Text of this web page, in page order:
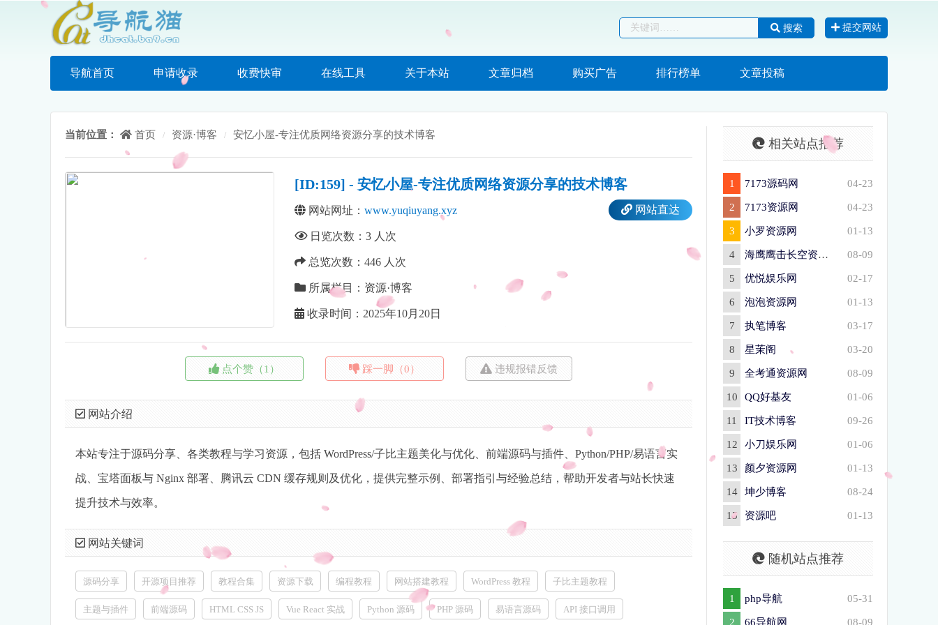
搜索 提交网站
导航首页 申请收录 收费快审 在线工具 关于本站 文章归档 购买广告 排行榜单 文章投稿
当前位置： 首页 / 资源·博客 / 安忆小屋-专注优质网络资源分享的技术博客
[ID:159] - 安忆小屋-专注优质网络资源分享的技术博客
网站网址： www.yuqiuyang.xyz 网站直达
日览次数： 3 人次
总览次数： 446 人次
所属栏目：资源·博客
收录时间：2025年10月20日
点个赞（1） 踩一脚（0） 违规报错反馈
网站介绍
本站专注于源码分享、各类教程与学习资源，包括 WordPress/子比主题美化与优化、前端源码与插件、Python/PHP/易语言实
战、宝塔面板与 Nginx 部署、腾讯云 CDN 缓存规则及优化，提供完整示例、部署指引与经验总结，帮助开发者与站长快速
提升技术与效率。
网站关键词
源码分享 开源项目推荐 教程合集 资源下载 编程教程 网站搭建教程 WordPress 教程 子比主题教程
主题与插件 前端源码 HTML CSS JS Vue React 实战 Python 源码 PHP 源码 易语言源码 API 接口调用
相关站点推荐
1 7173源码网 04-23
2 7173资源网 04-23
3 小罗资源网 01-13
4 海鹰鹰击长空资源网 08-09
5 优悦娱乐网 02-17
6 泡泡资源网 01-13
7 执笔博客 03-17
8 星茉阁 03-20
9 全考通资源网 08-09
10 QQ好基友 01-06
11 IT技术博客 09-26
12 小刀娱乐网 01-06
13 颜夕资源网 01-13
14 坤少博客 08-24
15 资源吧 01-13
随机站点推荐
1 php导航 05-31
2 66导航网 08-09